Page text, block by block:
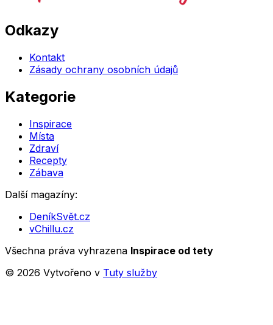
Odkazy
Kontakt
Zásady ochrany osobních údajů
Kategorie
Inspirace
Místa
Zdraví
Recepty
Zábava
Další magazíny:
DeníkSvět.cz
vChillu.cz
Všechna práva vyhrazena Inspirace od tety
© 2026 Vytvořeno v Tuty služby